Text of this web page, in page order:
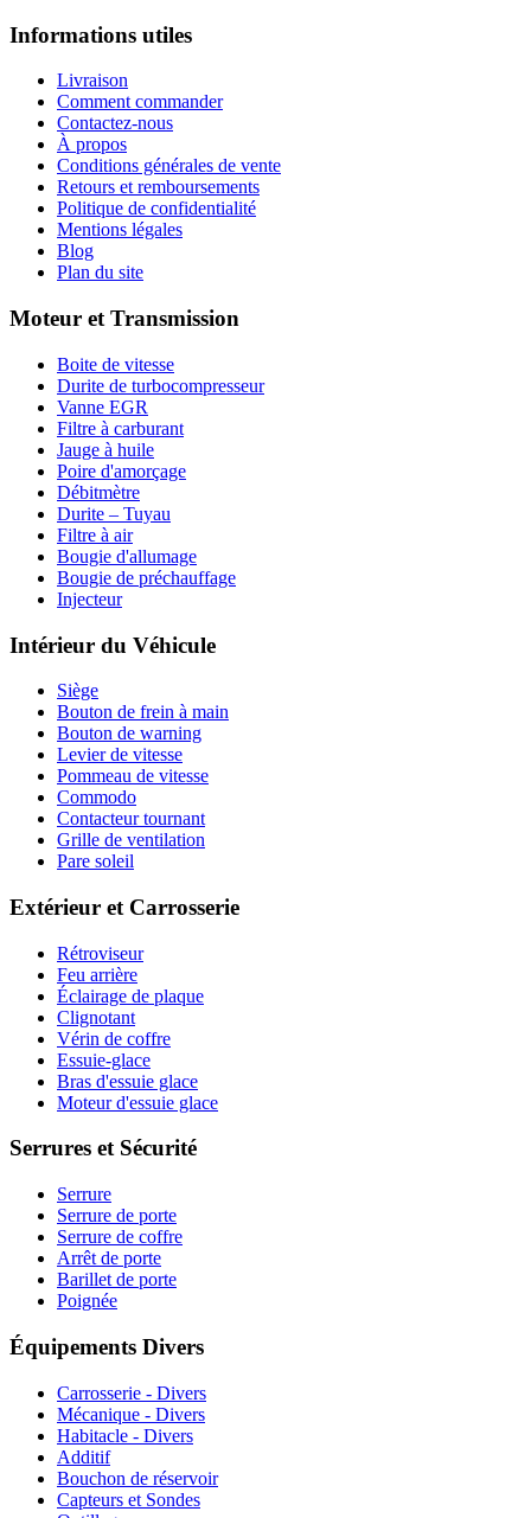
Informations utiles
Livraison
Comment commander
Contactez-nous
À propos
Conditions générales de vente
Retours et remboursements
Politique de confidentialité
Mentions légales
Blog
Plan du site
Moteur et Transmission
Boite de vitesse
Durite de turbocompresseur
Vanne EGR
Filtre à carburant
Jauge à huile
Poire d'amorçage
Débitmètre
Durite – Tuyau
Filtre à air
Bougie d'allumage
Bougie de préchauffage
Injecteur
Intérieur du Véhicule
Siège
Bouton de frein à main
Bouton de warning
Levier de vitesse
Pommeau de vitesse
Commodo
Contacteur tournant
Grille de ventilation
Pare soleil
Extérieur et Carrosserie
Rétroviseur
Feu arrière
Éclairage de plaque
Clignotant
Vérin de coffre
Essuie-glace
Bras d'essuie glace
Moteur d'essuie glace
Serrures et Sécurité
Serrure
Serrure de porte
Serrure de coffre
Arrêt de porte
Barillet de porte
Poignée
Équipements Divers
Carrosserie - Divers
Mécanique - Divers
Habitacle - Divers
Additif
Bouchon de réservoir
Capteurs et Sondes